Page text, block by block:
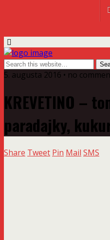
5. augusta 2016 • no
KREVETINO –
paradajky,
Share Tweet Pin Mail SMS